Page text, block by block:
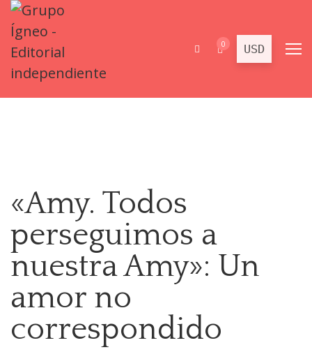
0
«Amy. Todos
perseguimos a
nuestra Amy»: Un
amor no
correspondido